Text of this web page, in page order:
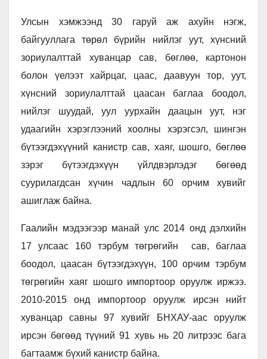
Улсын хэмжээнд 30 гаруй аж ахуйн нэгж,
байгууллага төрөл бүрийн нийлэг уут, хүнсний
зориулалттай хуванцар сав, бөглөө, картонон
болон үелээт хайрцаг, цаас, даавуун тор, уут,
хүнсний зориулалттай цаасан баглаа боодол,
нийлэг шуудай, уул уурхайн даацын уут, нэг
удаагийн хэрэглээний хоолны хэрэгсэл, шингэн
бүтээгдэхүүний канистр сав, хаяг, шошго, бөглөө
зэрэг бүтээгдэхүүн үйлдвэрлэдэг бөгөөд
суурилагдсан хүчин чадлын 60 орчим хувийг
ашиглаж байна.
Гаалийн мэдээгээр манай улс 2014 онд дэлхийн
17 улсаас 160 тэрбум төгрөгийн сав, баглаа
боодол, цаасан бүтээгдэхүүн, 100 орчим тэрбум
төгрөгийн хаяг шошго импортоор оруулж иржээ.
2010-2015 онд импортоор оруулж ирсэн нийт
хуванцар савны 97 хувийг БНХАУ-аас оруулж
ирсэн бөгөөд түүний 91 хувь нь 20 литрээс бага
багтаамж бүхий канистр байна.